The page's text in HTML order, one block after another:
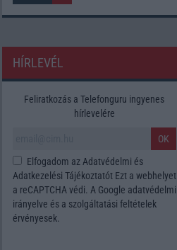
HÍRLEVÉL
Feliratkozás a Telefonguru ingyenes
hírlevelére
OK
Elfogadom az Adatvédelmi és
Adatkezelési TájékoztatótEzt a webhelyet
a reCAPTCHA védi. A Google adatvédelmi
irányelve és a szolgáltatási feltételek
érvényesek.